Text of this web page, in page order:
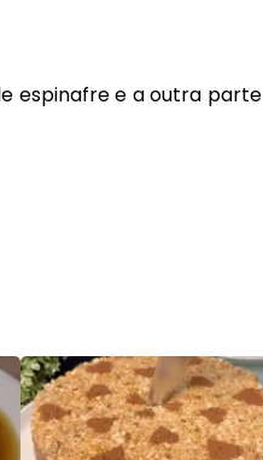
espinafre e a outra parte